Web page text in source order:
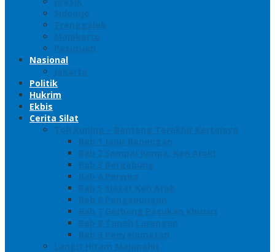
Sidoarjo
Trenggalek
Mojokerto
Pasuruan
Nasional
Jakarta
Politik
Hukrim
Ekbis
Cerita Silat
Toh Kuning – Benteng Terakhir Kertajaya
Bab 1 Jalur Banengan
Bab 2 Sampai Jumpa, Ken Arok!
Bab 3 Bergabung
Bab 4 Perwira
Bab 5 Siasat Ken Arok
Bab 6 Pengepungan
Bab 7 Gerbang Pasukan Khusus
Bab 8 Tanah Larangan
Bab 9 Penyelamatan
Langit Hitam Majapahit